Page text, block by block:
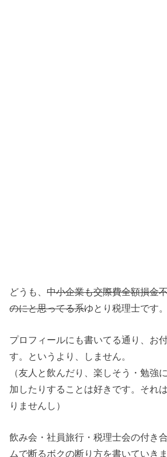
どうも、中小企業も交際費全額損金
のにと思ってる系ゆとり税理士です。
プロフィールにも書いてる通り、お
す。というより、しません。
（友人と飲んだり、楽しそう・勉強
加したりすることは好きです。それ
りませんし）
飲み会・社員旅行・税理士会の付き
ムで断るボクの断り方を書いていきま